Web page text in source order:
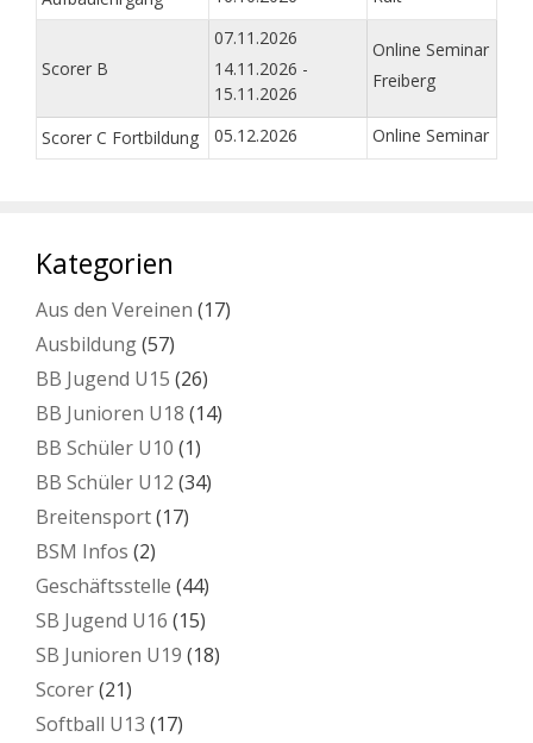
Scorer B
07.11.2026
14.11.2026 -
15.11.2026
Online Seminar
Freiberg
Scorer C Fortbildung 05.12.2026 Online Seminar
Kategorien
Aus den Vereinen (17)
Ausbildung(57)
BB Jugend U15 (26)
BB Junioren U18 (14)
BB Schüler U10 (1)
BB Schüler U12 (34)
Breitensport(17)
BSM Infos (2)
Geschäftsstelle (44)
SB Jugend U16 (15)
SB Junioren U19 (18)
Scorer(21)
Softball U13 (17)